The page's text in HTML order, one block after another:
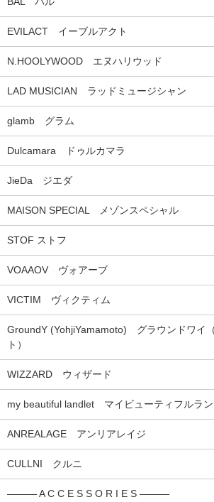
EVILACT イーブルアクト
N.HOOLYWOOD エヌハリウッド
LAD MUSICIAN ラッドミュージシャン
glamb グラム
Dulcamara ドゥルカマラ
JieDa ジエダ
MAISON SPECIAL メゾンスペシャル
STOF ストフ
VOAAOV ヴォアーブ
VICTIM ヴィクティム
GroundY (YohjiYamamoto) グラウンドワイ
ト）
WIZZARD ウィザード
my beautiful landlet マイビューティフルラン
ANREALAGE アンリアレイジ
CULLNI クルニ
――― A C C E S S O R I E S ―――